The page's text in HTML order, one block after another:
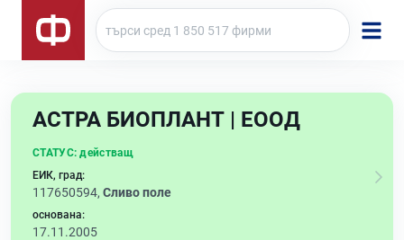
АСТРА БИОПЛАНТ | ЕООД
СТАТУС: действащ
ЕИК, град:
117650594, Сливо поле
основана:
17.11.2005